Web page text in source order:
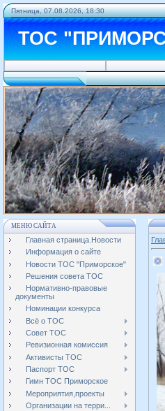
Пятница, 07.08.2026, 18:30
ТОС
МЕНЮ САЙТА
Главная страница.Новости
Информация о сайте
Новости ТОС "Приморское"
Решения совета ТОС
Нормативно-правовые
документы
Номинации конкурса
Всё о ТОС
Совет ТОС
Ревизионная комиссия
Активисты ТОС
Паспорт ТОС
Гимн ТОС Приморское
Мероприятия,проекты
Организации на терри...